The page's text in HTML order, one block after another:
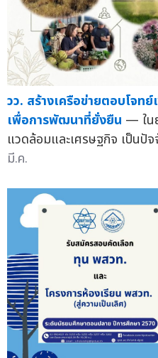
วว. สร้างเครือข่ายตอบโจ
เพื่อการพัฒนาที่ยั่งยืน — ใน
แวดล้อมและเศรษฐกิจ เป็นปั
มี.ค.